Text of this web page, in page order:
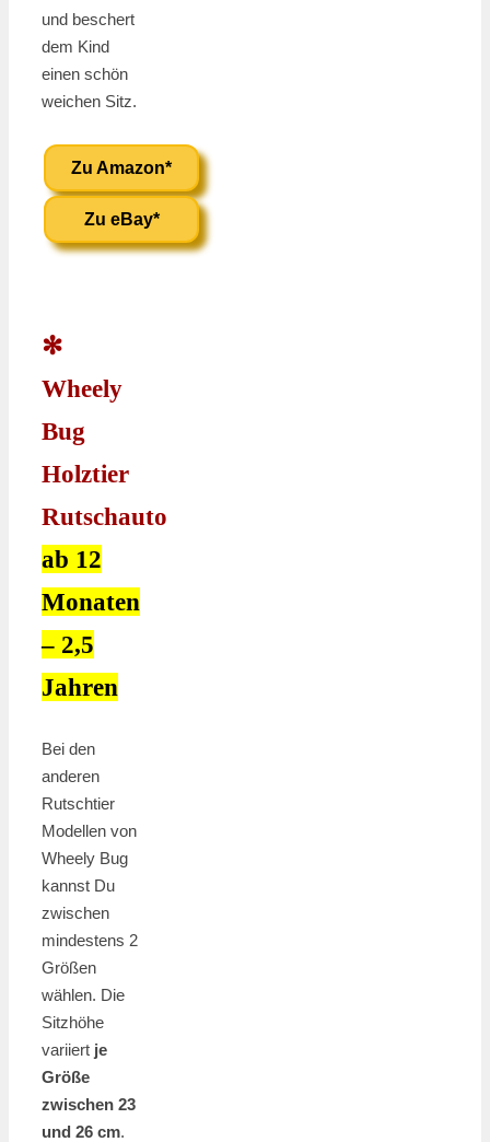
und beschert
dem Kind
einen schön
weichen Sitz.
Zu Amazon*
Zu eBay*
✻
Wheely
Bug
Holztier
Rutschauto
ab 12
Monaten
– 2,5
Jahren
Bei den
anderen
Rutschtier
Modellen von
Wheely Bug
kannst Du
zwischen
mindestens 2
Größen
wählen. Die
Sitzhöhe
variiert je
Größe
zwischen 23
und 26 cm.